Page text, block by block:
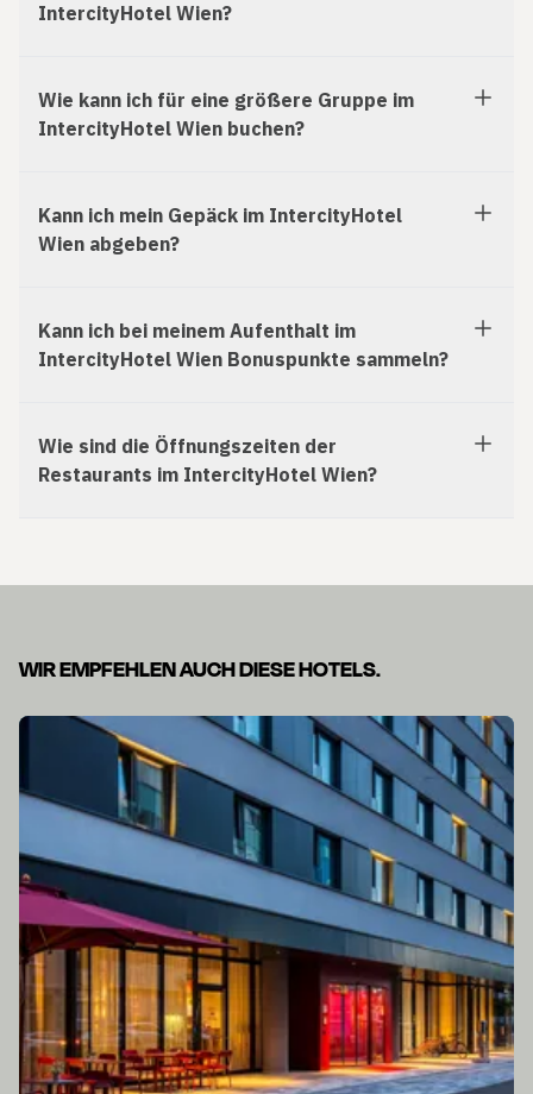
IntercityHotel Wien?
Wie kann ich für eine größere Gruppe im
IntercityHotel Wien buchen?
Kann ich mein Gepäck im IntercityHotel
Wien abgeben?
Kann ich bei meinem Aufenthalt im
IntercityHotel Wien Bonuspunkte sammeln?
Wie sind die Öffnungszeiten der
Restaurants im IntercityHotel Wien?
WIR EMPFEHLEN AUCH DIESE HOTELS.